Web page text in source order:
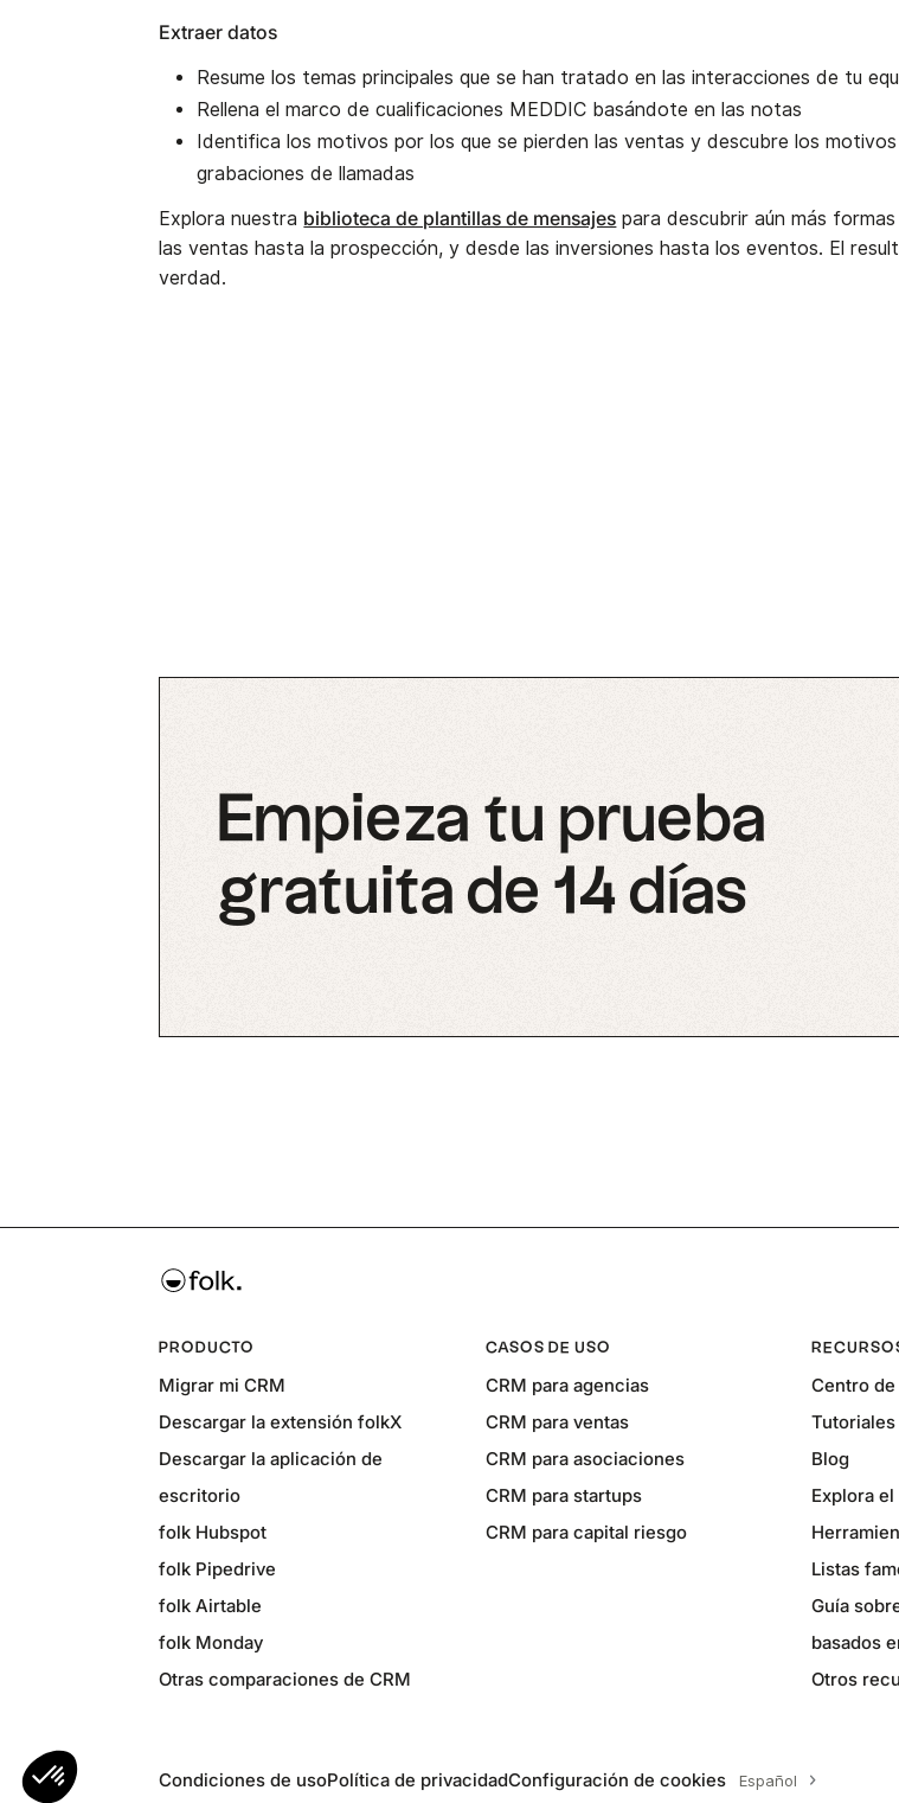
Extraer datos
Resume los temas principales que se han tratado en las interacciones de tu
Rellena el marco de cualificaciones MEDDIC basándote en las notas
Identifica los motivos por los que se pierden las ventas y descubre los
grabaciones de llamadas
Explora nuestra biblioteca de plantillas de mensajes para descubrir aún más
las ventas hasta la prospección, y desde las inversiones hasta los eventos. El
verdad.
Empieza tu prueba
gratuita de 14 días
PRODUCTO
Migrar mi CRM
Descargar la extensión folkX
Descargar la aplicación de
escritorio
folk Hubspot
folk Pipedrive
folk Airtable
folk Monday
Otras comparaciones de CRM
CASOS DE USO
CRM para agencias
CRM para ventas
CRM para asociaciones
CRM para startups
CRM para capital riesgo
Centro de
Tutoriales
Blog
Explora
Listas
Guía
basados
Otros
Condiciones de usoPolítica de privacidadConfiguración de cookies Español